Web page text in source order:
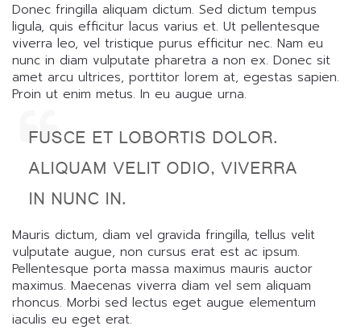
Donec fringilla aliquam dictum. Sed dictum tempus
ligula, quis efficitur lacus varius et. Ut pellentesque
viverra leo, vel tristique purus efficitur nec. Nam eu
nunc in diam vulputate pharetra a non ex. Donec sit
amet arcu ultrices, porttitor lorem at, egestas sapien.
Proin ut enim metus. In eu augue urna.
FUSCE ET LOBORTIS DOLOR.
ALIQUAM VELIT ODIO, VIVERRA
IN NUNC IN.
Mauris dictum, diam vel gravida fringilla, tellus velit
vulputate augue, non cursus erat est ac ipsum.
Pellentesque porta massa maximus mauris auctor
maximus. Maecenas viverra diam vel sem aliquam
rhoncus. Morbi sed lectus eget augue elementum
iaculis eu eget erat.